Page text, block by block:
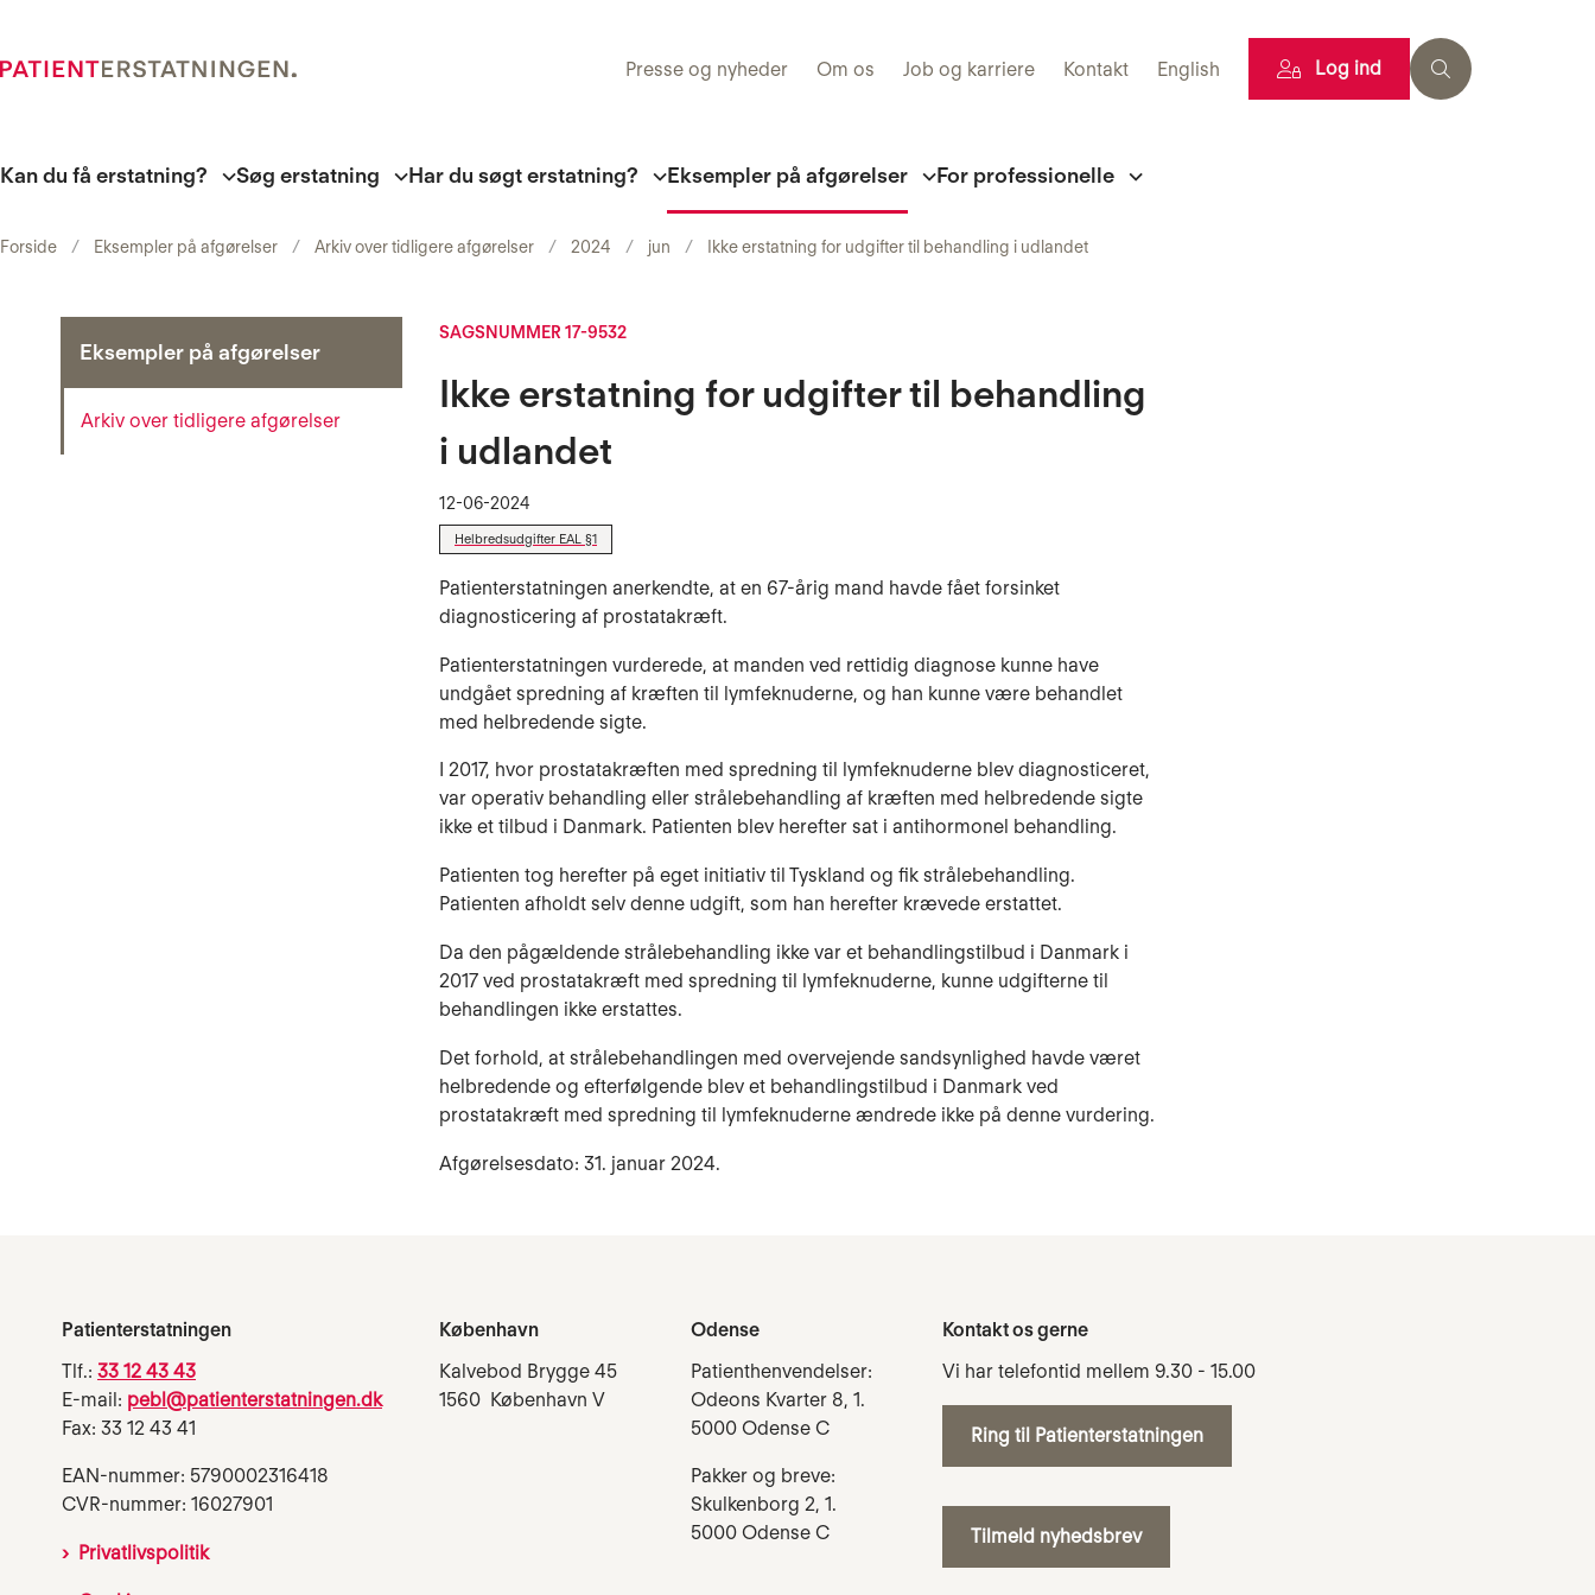
Presse og nyheder Om os Job og karriere Kontakt English Log ind
Kan du få erstatning? Søg erstatning Har du søgt erstatning? Eksempler på afgørelser For professionelle
Forside Eksempler på afgørelser Arkiv over tidligere afgørelser 2024 jun Ikke erstatning for udgifter til behandling i udlandet
Eksempler på afgørelser
Arkiv over tidligere afgørelser
SAGSNUMMER 17-9532
Ikke erstatning for udgifter til behandling
i udlandet
12-06-2024
Helbredsudgifter EAL §1
Patienterstatningen anerkendte, at en 67-årig mand havde fået forsinket
diagnosticering af prostatakræft.
Patienterstatningen vurderede, at manden ved rettidig diagnose kunne have
undgået spredning af kræften til lymfeknuderne, og han kunne være behandlet
med helbredende sigte.
I 2017, hvor prostatakræften med spredning til lymfeknuderne blev diagnosticeret,
var operativ behandling eller strålebehandling af kræften med helbredende sigte
ikke et tilbud i Danmark. Patienten blev herefter sat i antihormonel behandling.
Patienten tog herefter på eget initiativ til Tyskland og fik strålebehandling.
Patienten afholdt selv denne udgift, som han herefter krævede erstattet.
Da den pågældende strålebehandling ikke var et behandlingstilbud i Danmark i
2017 ved prostatakræft med spredning til lymfeknuderne, kunne udgifterne til
behandlingen ikke erstattes.
Det forhold, at strålebehandlingen med overvejende sandsynlighed havde været
helbredende og efterfølgende blev et behandlingstilbud i Danmark ved
prostatakræft med spredning til lymfeknuderne ændrede ikke på denne vurdering.
Afgørelsesdato: 31. januar 2024.
Patienterstatningen
Tlf.: 33 12 43 43
E-mail: pebl@patienterstatningen.dk
Fax: 33 12 43 41
EAN-nummer: 5790002316418
CVR-nummer: 16027901
Privatlivspolitik
København
Kalvebod Brygge 45
1560 København V
Odense
Patienthenvendelser:
Odeons Kvarter 8, 1.
5000 Odense C
Pakker og breve:
Skulkenborg 2, 1.
5000 Odense C
Kontakt os gerne
Vi har telefontid mellem 9.30 - 15.00
Ring til Patienterstatningen
Tilmeld nyhedsbrev